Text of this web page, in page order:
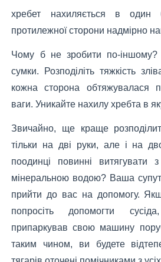
хребет нахиляється в один
протилежної сторони надмірно
Чому б не зробити по-іншому?
сумки. Розподіліть тяжкість
кожна сторона обтяжувалася
ваги. Уникайте нахилу хребта в
Звичайно, ще краще
тільки на дві руки, але і на
поодинці повинні
мінеральною водою? Ваша
прийти до вас на допомогу.
попросіть допомогти
припаркував свою машину
таким чином, ви будете